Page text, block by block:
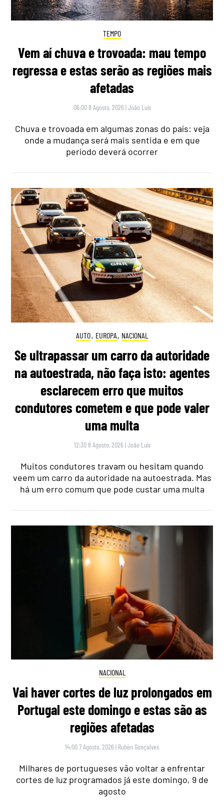
TEMPO
Vem aí chuva e trovoada: mau tempo
regressa e estas serão as regiões mais
afetadas
06:00 8 Agosto, 2026 |João Luís
Chuva e trovoada em algumas zonas do país: veja
onde a mudança será mais sentida e em que
período deverá ocorrer
AUTO, EUROPA, NACIONAL
Se ultrapassar um carro da autoridade
na autoestrada, não faça isto: agentes
esclarecem erro que muitos
condutores cometem e que pode valer
uma multa
12:30 8 Agosto, 2026 |João Luís
Muitos condutores travam ou hesitam quando
veem um carro da autoridade na autoestrada. Mas
há um erro comum que pode custar uma multa
NACIONAL
Vai haver cortes de luz prolongados em
Portugal este domingo e estas são as
regiões afetadas
14:00 7 Agosto, 2026 | Rubén Gonçalves
Milhares de portugueses vão voltar a enfrentar
cortes de luz programados já este domingo, 9 de
agosto